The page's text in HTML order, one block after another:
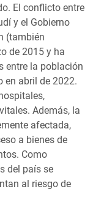
El conflicto entre
y el Gobierno
(también
de 2015 y ha
entre la población
en abril de 2022.
Además, la
afectada,
a bienes de
Como
del país se
al riesgo de